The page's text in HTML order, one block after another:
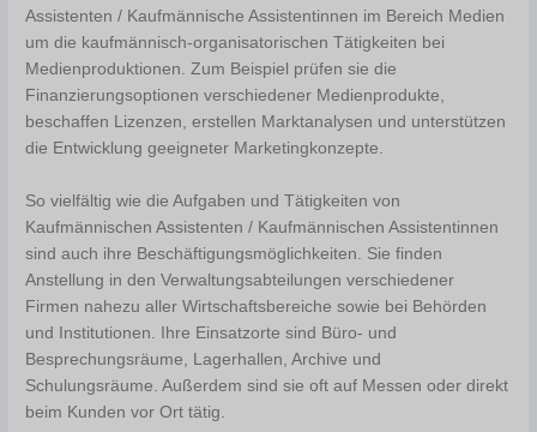
Assistenten / Kaufmännische Assistentinnen im Bereich Medien
um die kaufmännisch-organisatorischen Tätigkeiten bei
Medienproduktionen. Zum Beispiel prüfen sie die
Finanzierungsoptionen verschiedener Medienprodukte,
beschaffen Lizenzen, erstellen Marktanalysen und unterstützen
die Entwicklung geeigneter Marketingkonzepte.
So vielfältig wie die Aufgaben und Tätigkeiten von
Kaufmännischen Assistenten / Kaufmännischen Assistentinnen
sind auch ihre Beschäftigungsmöglichkeiten. Sie finden
Anstellung in den Verwaltungsabteilungen verschiedener
Firmen nahezu aller Wirtschaftsbereiche sowie bei Behörden
und Institutionen. Ihre Einsatzorte sind Büro- und
Besprechungsräume, Lagerhallen, Archive und
Schulungsräume. Außerdem sind sie oft auf Messen oder direkt
beim Kunden vor Ort tätig.